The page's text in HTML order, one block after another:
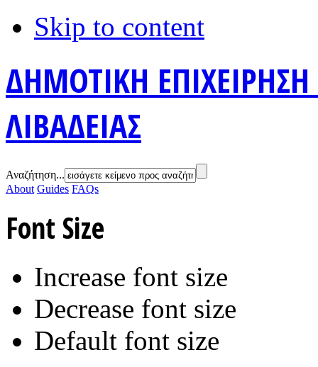
Skip to content
ΔΗΜΟΤΙΚΗ
ΛΙΒΑΔΕΙΑΣ
Αναζήτηση...
About Guides FAQs
Font Size
Increase font size
Decrease font size
Default font size